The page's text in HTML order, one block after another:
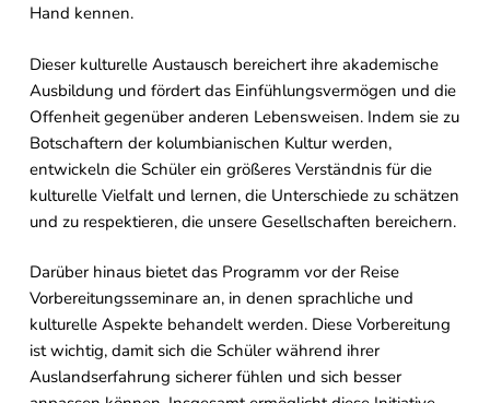
Hand kennen.
Dieser kulturelle Austausch bereichert ihre akademische
Ausbildung und fördert das Einfühlungsvermögen und die
Offenheit gegenüber anderen Lebensweisen. Indem sie zu
Botschaftern der kolumbianischen Kultur werden,
entwickeln die Schüler ein größeres Verständnis für die
kulturelle Vielfalt und lernen, die Unterschiede zu schätzen
und zu respektieren, die unsere Gesellschaften bereichern.
Darüber hinaus bietet das Programm vor der Reise
Vorbereitungsseminare an, in denen sprachliche und
kulturelle Aspekte behandelt werden. Diese Vorbereitung
ist wichtig, damit sich die Schüler während ihrer
Auslandserfahrung sicherer fühlen und sich besser